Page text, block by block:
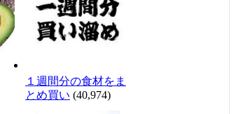
１週間分の食材をま
とめ買い (40,974)